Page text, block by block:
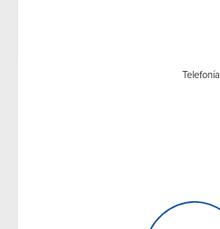
Telefonía